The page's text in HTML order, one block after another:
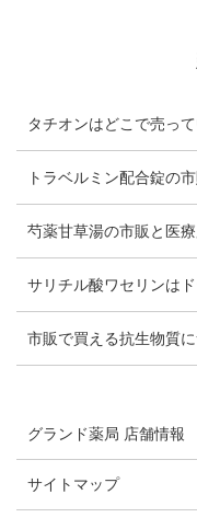
タチオンはどこで売っ
トラベルミン配合錠の
芍薬甘草湯の市販と医
サリチル酸ワセリンは
市販で買える抗生物質
グランド薬局 店舗情報
サイトマップ